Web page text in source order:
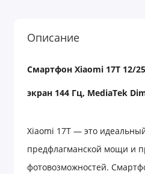
Описание
Смартфон Xiaomi 17T 12/
экран 144 Гц, MediaTek
Xiaomi 17T — это
предфлагманской мощи и
фотовозможностей.